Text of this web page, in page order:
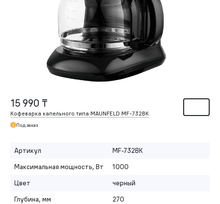
15 990 ₸
Кофеварка капельного типа MAUNFELD MF-732BK
Под заказ
Артикул
MF-732BK
Максимальная мощность, Вт
1000
Цвет
черный
Глубина, мм
270